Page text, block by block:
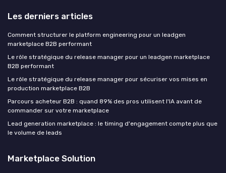
Les derniers articles
Comment structurer le platform engineering pour un leadgen
marketplace B2B performant
Le rôle stratégique du release manager pour un leadgen marketplace
B2B performant
Le rôle stratégique du release manager pour sécuriser vos mises en
production marketplace B2B
Parcours acheteur B2B : quand 89% des pros utilisent l'IA avant de
commander sur votre marketplace
Lead generation marketplace : le timing d'engagement compte plus que
le volume de leads
Marketplace Solution